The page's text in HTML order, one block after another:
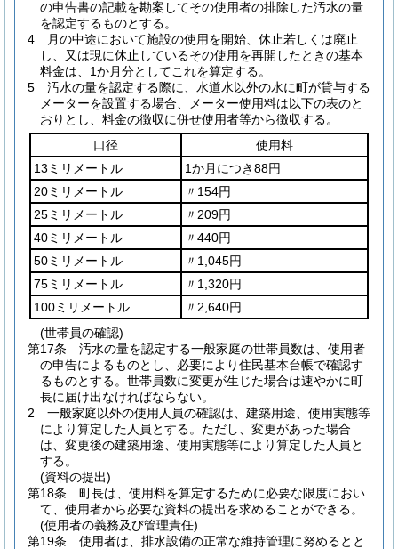
の申告書の記載を勘案してその使用者の排除した汚水の量
を認定するものとする。
4
月の中途において施設の使用を開始、休止若しくは廃止
し、又は現に休止しているその使用を再開したときの基本
料金は、1か月分としてこれを算定する。
5
汚水の量を認定する際に、水道水以外の水に町が貸与する
メーターを設置する場合、メーター使用料は以下の表のと
おりとし、料金の徴収に併せ使用者等から徴収する。
口径
使用料
13ミリメートル
1か月につき88円
20ミリメートル
〃154円
25ミリメートル
〃209円
40ミリメートル
〃440円
50ミリメートル
〃1,045円
75ミリメートル
〃1,320円
100ミリメートル
〃2,640円
(世帯員の確認)
第17条
汚水の量を認定する一般家庭の世帯員数は、使用者
の申告によるものとし、必要により住民基本台帳で確認す
るものとする。 世帯員数に変更が生じた場合は速やかに町
長に届け出なければならない。
2
一般家庭以外の使用人員の確認は、建築用途、使用実態等
により算定した人員とする。 ただし、変更があった場合
は、変更後の建築用途、使用実態等により算定した人員と
する。
(資料の提出)
第18条
町長は、使用料を算定するために必要な限度におい
て、使用者から必要な資料の提出を求めることができる。
(使用者の義務及び管理責任)
第19条
使用者は、排水設備の正常な維持管理に努めるとと